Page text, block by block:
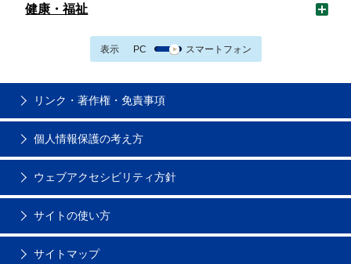
健康・福祉
表示 PC スマートフォン
リンク・著作権・免責事項
個人情報保護の考え方
ウェブアクセシビリティ方針
サイトの使い方
サイトマップ